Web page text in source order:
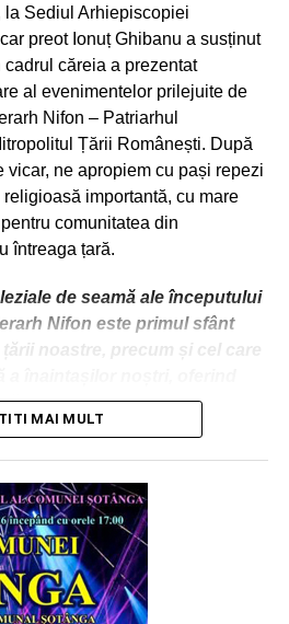
la Sediul Arhiepiscopiei
preot Ionuț Ghibanu a susținut
căreia a prezentat
al evenimentelor prilejuite de
Nifon – Patriarhul
Țării Românești. După
vicar, ne apropiem cu pași repezi
importantă, cu mare
comunitatea din
întreaga țară.
de seamă ale începutului
Nifon este primul sfânt
noastre, precum și cel care
culturale din deceniile ce au
al acelei epoci, pe care
și curaj, precum și de
Voievod Neagoe Basarab,
model peste timp
chemați să conducă
MAI MULT